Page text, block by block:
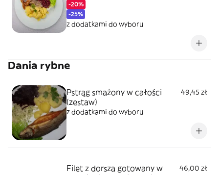
-20%
-25%
z dodatkami do wyboru
Dania rybne
Pstrąg smażony w całości
(zestaw)
49,45 zł
z dodatkami do wyboru
Filet z dorsza gotowany w
46,00 zł